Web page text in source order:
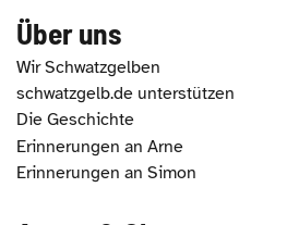
Über uns
Wir Schwatzgelben
schwatzgelb.de unterstützen
Die Geschichte
Erinnerungen an Arne
Erinnerungen an Simon